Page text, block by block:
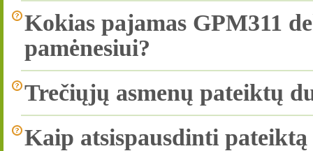
Kokias pajamas GPM311
pamėnesiui?
Trečiųjų asmenų pateiktų
Kaip atsispausdinti